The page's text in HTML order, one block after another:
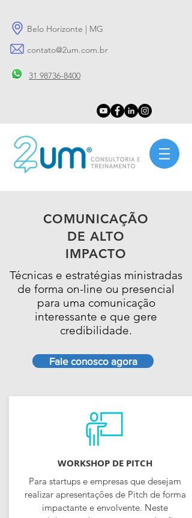
Belo Horizonte | MG
contato@2um.com.br
31 98736-8400
COMUNICAÇÃO
DE ALTO
IMPACTO
Técnicas e estratégias ministradas
de forma on-line ou presencial
para uma comunicação
interessante e que gere
credibilidade.
Fale conosco agora
WORKSHOP DE PITCH
Para startups e empresas que desejam
realizar apresentações de Pitch de forma
impactante e envolvente. Neste